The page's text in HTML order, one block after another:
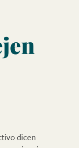
dicen